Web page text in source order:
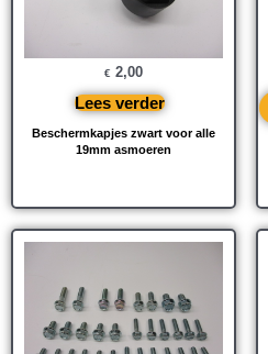
Beschermkapjes zwart voor alle
19mm asmoeren
€ 2,00
Lees verder